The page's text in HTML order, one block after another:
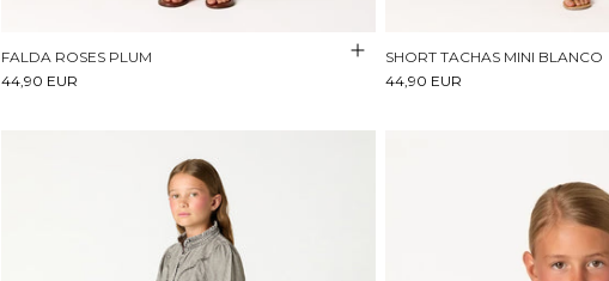
FALDA ROSES PLUM
44,90 EUR
SHORT TACHAS MINI BLANCO
44,90 EUR